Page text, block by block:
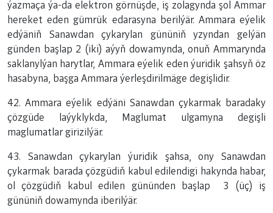
ýazmaça ýa-da elektron görnüşde, iş zolagynda şol Ammar
hereket eden gümrük edarasyna berilýär. Ammara eýelik
edýäniň Sanawdan çykarylan gününiň yzyndan gelýän
günden başlap 2 (iki) aýyň dowamynda, onuň Ammarynda
saklanylýan harytlar, Ammara eýelik eden ýuridik şahsyň öz
hasabyna, başga Ammara ýerleşdirilmäge degişlidir.
42. Ammara eýelik edýäni Sanawdan çykarmak baradaky
çözgüde laýyklykda, Maglumat ulgamyna degişli
maglumatlar girizilýär.
43. Sanawdan çykarylan ýuridik şahsa, ony Sanawdan
çykarmak barada çözgüdiň kabul edilendigi hakynda habar,
ol çözgüdiň kabul edilen gününden başlap 3 (üç) iş
gününiň dowamynda iberilýär.